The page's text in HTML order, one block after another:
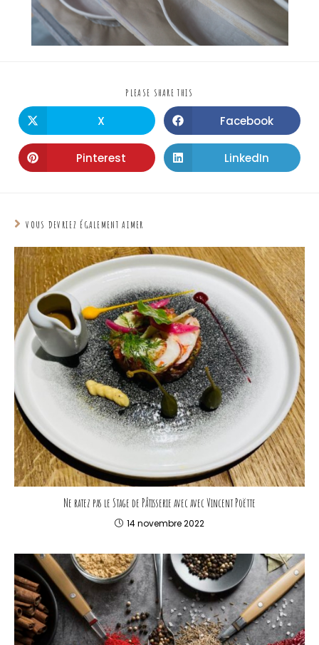
PLEASE SHARE THIS
X Facebook
Pinterest LinkedIn
VOUS DEVRIEZ ÉGALEMENT AIMER
Ne ratez pas le Stage de Pâtisserie avec avec Vincent Poëtte
14 novembre 2022